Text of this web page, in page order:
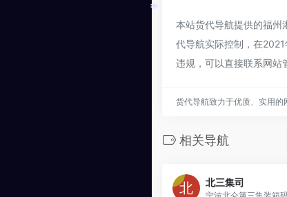
本站货代导航提供的福州
代导航实际控制，在
违规，可以直接联系网站
货代导航致力于优质、实用的
相关导航
北三集司